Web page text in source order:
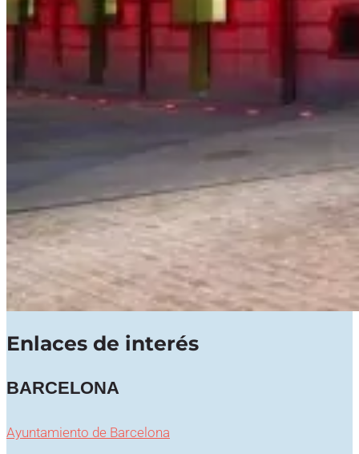
Enlaces de interés
BARCELONA
Ayuntamiento de Barcelona